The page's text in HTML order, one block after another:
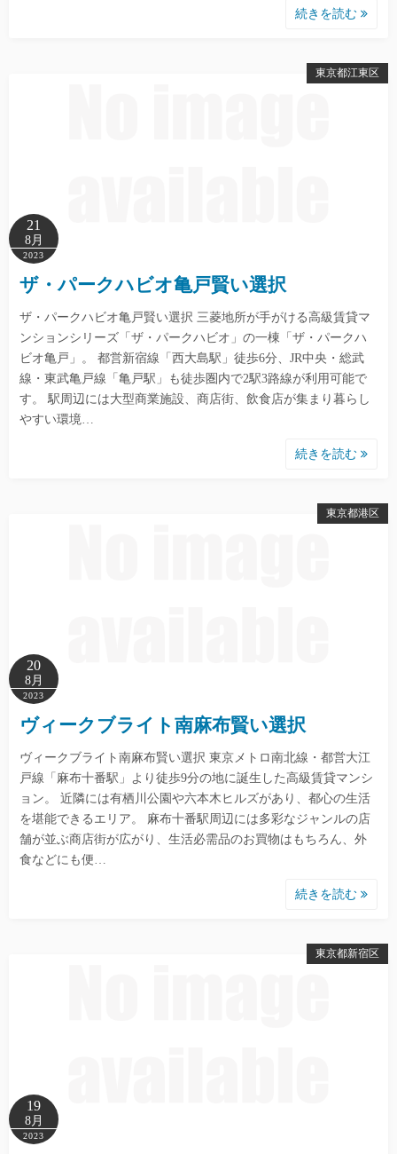
続きを読む
東京都江東区
21
8月
2023
ザ・パークハビオ亀戸賢い選択
ザ・パークハビオ亀戸賢い選択 三菱地所が手がける高級賃貸マ
ンションシリーズ「ザ・パークハビオ」の一棟「ザ・パークハ
ビオ亀戸」。 都営新宿線「西大島駅」徒歩6分、JR中央・総武
線・東武亀戸線「亀戸駅」も徒歩圏内で2駅3路線が利用可能で
す。 駅周辺には大型商業施設、商店街、飲食店が集まり暮らし
やすい環境…
続きを読む
東京都港区
20
8月
2023
ヴィークブライト南麻布賢い選択
ヴィークブライト南麻布賢い選択 東京メトロ南北線・都営大江
戸線「麻布十番駅」より徒歩9分の地に誕生した高級賃貸マンシ
ョン。 近隣には有栖川公園や六本木ヒルズがあり、都心の生活
を堪能できるエリア。 麻布十番駅周辺には多彩なジャンルの店
舗が並ぶ商店街が広がり、生活必需品のお買物はもちろん、外
食などにも便…
続きを読む
東京都新宿区
19
8月
2023